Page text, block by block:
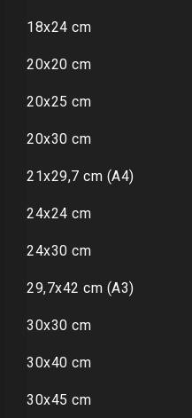
18x24 cm
20x20 cm
20x25 cm
20x30 cm
21x29,7 cm (A4)
24x24 cm
24x30 cm
29,7x42 cm (A3)
30x30 cm
30x40 cm
30x45 cm